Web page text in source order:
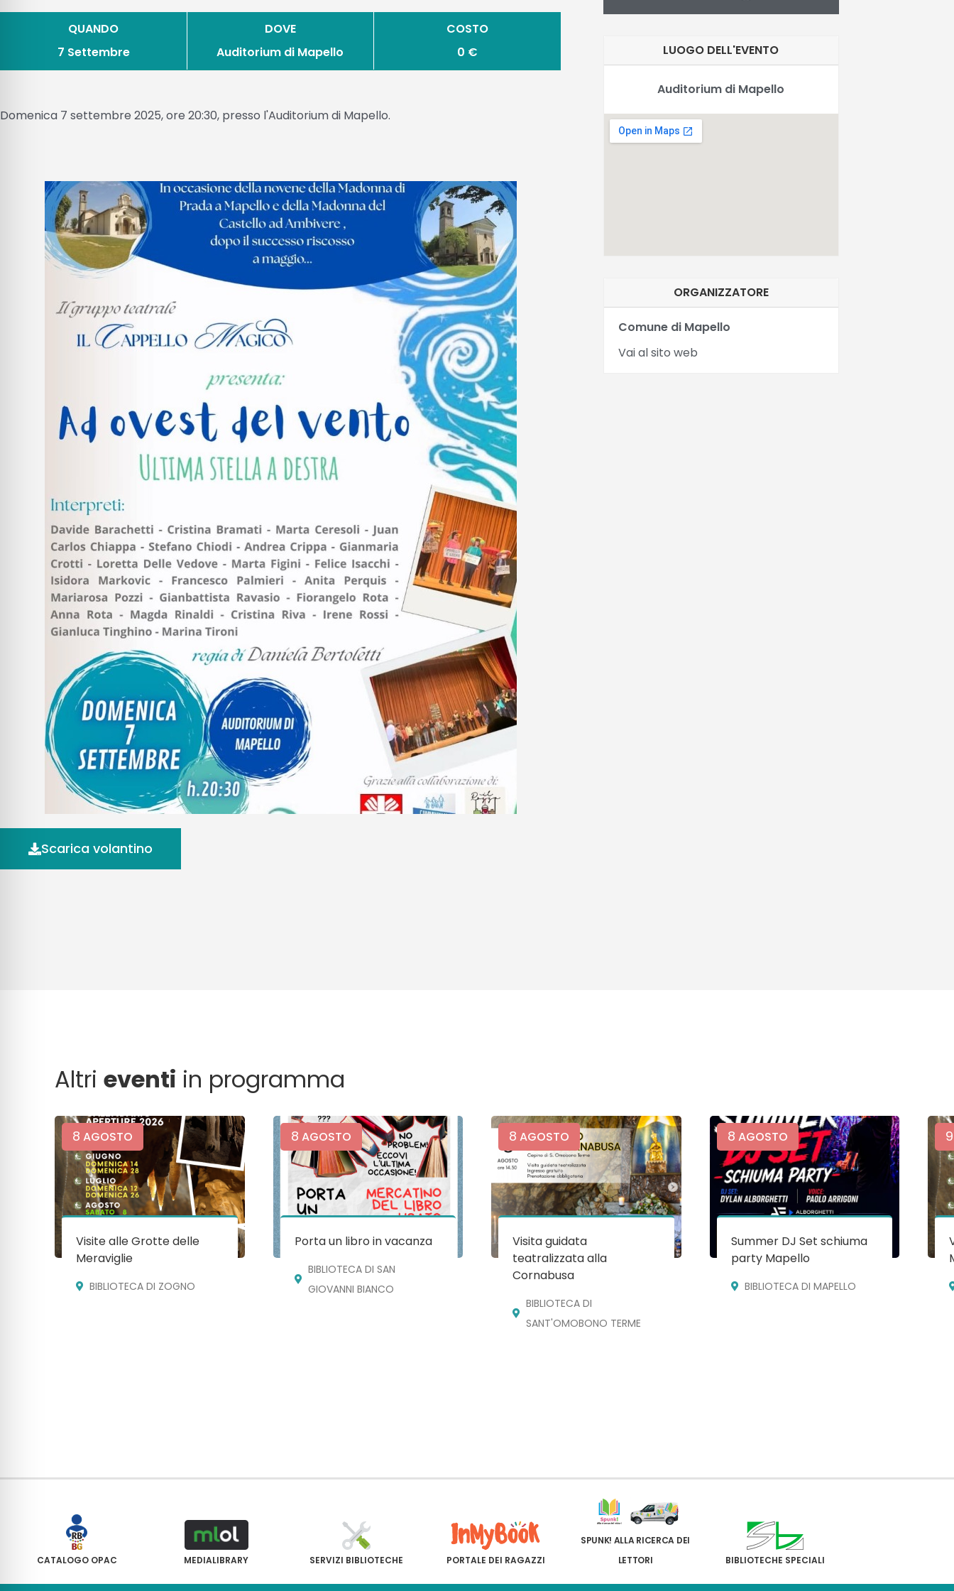
QUANDO
7 Settembre
DOVE
Auditorium di Mapello
COSTO
0 €
Domenica 7 settembre 2025, ore 20:30, presso l'Auditorium di Mapello.
Scarica volantino
LUOGO DELL'EVENTO
Auditorium di Mapello
ORGANIZZATORE
Comune di Mapello
Vai al sito web
Altrieventi in programma
8 AGOSTO
Visite alle Grotte delle
Meraviglie
BIBLIOTECA DI ZOGNO
8 AGOSTO
Porta un libro in vacanza
BIBLIOTECA DI SAN
GIOVANNI BIANCO
8 AGOSTO
Visita guidata
teatralizzata alla
Cornabusa
BIBLIOTECA DI
SANT'OMOBONO TERME
8 AGOSTO
Summer DJ Set schiuma
party Mapello
BIBLIOTECA DI MAPELLO
9
CATALOGO OPAC MEDIALIBRARY SERVIZI BIBLIOTECHE PORTALE DEI RAGAZZI
SPUNK! ALLA RICERCA DEI
LETTORI
BIBLIOTECHE SPECIALI